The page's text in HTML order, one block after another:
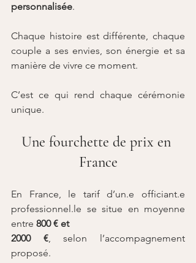
personnalisée.
Chaque histoire est différente, chaque
couple a ses envies, son énergie et sa
manière de vivre ce moment.
C’est ce qui rend chaque cérémonie
unique.
Une fourchette de prix en
France
En France, le tarif d’un.e officiant.e
professionnel.le se situe en moyenne
entre 800 € et
2000 €, selon l’accompagnement
proposé.